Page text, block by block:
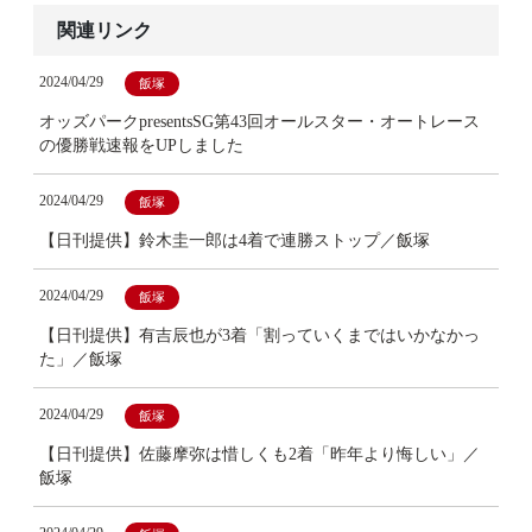
関連リンク
2024/04/29 飯塚
オッズパークpresentsSG第43回オールスター・オートレース
の優勝戦速報をUPしました
2024/04/29 飯塚
【日刊提供】鈴木圭一郎は4着で連勝ストップ／飯塚
2024/04/29 飯塚
【日刊提供】有吉辰也が3着「割っていくまではいかなかっ
た」／飯塚
2024/04/29 飯塚
【日刊提供】佐藤摩弥は惜しくも2着「昨年より悔しい」／
飯塚